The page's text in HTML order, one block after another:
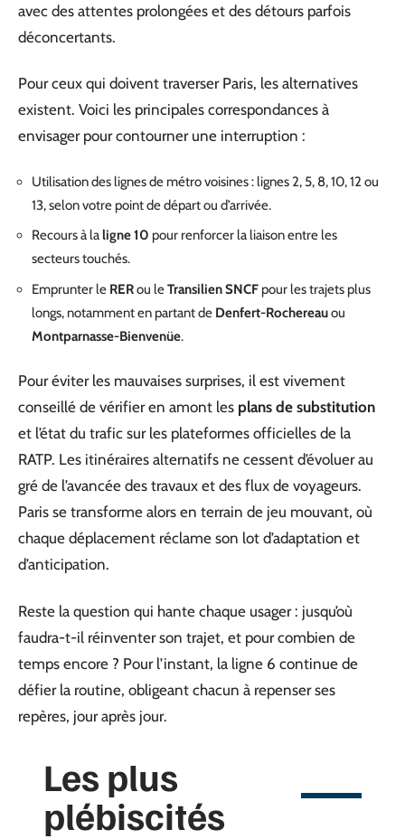
avec des attentes prolongées et des détours parfois
déconcertants.
Pour ceux qui doivent traverser Paris, les alternatives
existent. Voici les principales correspondances à
envisager pour contourner une interruption :
Utilisation des lignes de métro voisines : lignes 2, 5, 8, 10, 12 ou
13, selon votre point de départ ou d’arrivée.
Recours à laligne 10 pour renforcer la liaison entre les
secteurs touchés.
Emprunter le RERou leTransilien SNCF pour les trajets plus
longs, notamment en partant de Denfert-Rochereauou
Montparnasse-Bienvenüe.
Pour éviter les mauvaises surprises, il est vivement
conseillé de vérifier en amont les plans de substitution
et l’état du trafic sur les plateformes officielles de la
RATP. Les itinéraires alternatifs ne cessent d’évoluer au
gré de l’avancée des travaux et des flux de voyageurs.
Paris se transforme alors en terrain de jeu mouvant, où
chaque déplacement réclame son lot d’adaptation et
d’anticipation.
Reste la question qui hante chaque usager : jusqu’où
faudra-t-il réinventer son trajet, et pour combien de
temps encore ? Pour l’instant, la ligne 6 continue de
défier la routine, obligeant chacun à repenser ses
repères, jour après jour.
Les plus
plébiscités